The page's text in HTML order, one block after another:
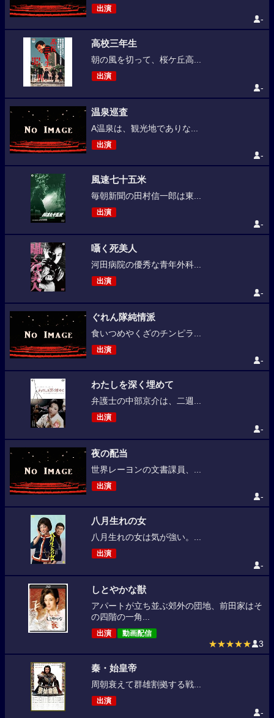
出演
-
高校三年生
朝の風を切って、桜ケ丘高...
出演
-
温泉巡査
A温泉は、観光地でありな...
出演
-
風速七十五米
毎朝新聞の田村信一郎は東...
出演
-
囁く死美人
河田病院の優秀な青年外科...
出演
-
ぐれん隊純情派
食いつめやくざのチンピラ...
出演
-
わたしを深く埋めて
弁護士の中部京介は、二週...
出演
-
夜の配当
世界レーヨンの文書課員、...
出演
-
八月生れの女
八月生れの女は気が強い。...
出演
-
しとやかな獣
アパートが立ち並ぶ郊外の団地、前田家はそ
の四階の一角...
出演 動画配信
★★★★★ 3
秦・始皇帝
周朝衰えて群雄割拠する戦...
出演
-